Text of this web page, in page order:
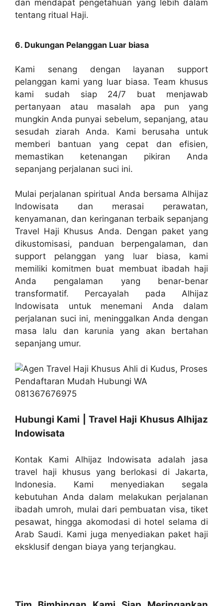
dan mendapat pengetahuan yang lebih dalam
tentang ritual Haji.
6. Dukungan Pelanggan Luar biasa
Kami senang dengan layanan support
pelanggan kami yang luar biasa. Team khusus
kami sudah siap 24/7 buat menjawab
pertanyaan atau masalah apa pun yang
mungkin Anda punyai sebelum, sepanjang, atau
sesudah ziarah Anda. Kami berusaha untuk
memberi bantuan yang cepat dan efisien,
memastikan ketenangan pikiran Anda
sepanjang perjalanan suci ini.
Mulai perjalanan spiritual Anda bersama Alhijaz
Indowisata dan merasai perawatan,
kenyamanan, dan keringanan terbaik sepanjang
Travel Haji Khusus Anda. Dengan paket yang
dikustomisasi, panduan berpengalaman, dan
support pelanggan yang luar biasa, kami
memiliki komitmen buat membuat ibadah haji
Anda pengalaman yang benar-benar
transformatif. Percayalah pada Alhijaz
Indowisata untuk menemani Anda dalam
perjalanan suci ini, meninggalkan Anda dengan
masa lalu dan karunia yang akan bertahan
sepanjang umur.
Hubungi Kami | Travel Haji Khusus Alhijaz
Indowisata
Kontak Kami Alhijaz Indowisata adalah jasa
travel haji khusus yang berlokasi di Jakarta,
Indonesia. Kami menyediakan segala
kebutuhan Anda dalam melakukan perjalanan
ibadah umroh, mulai dari pembuatan visa, tiket
pesawat, hingga akomodasi di hotel selama di
Arab Saudi. Kami juga menyediakan paket haji
eksklusif dengan biaya yang terjangkau.